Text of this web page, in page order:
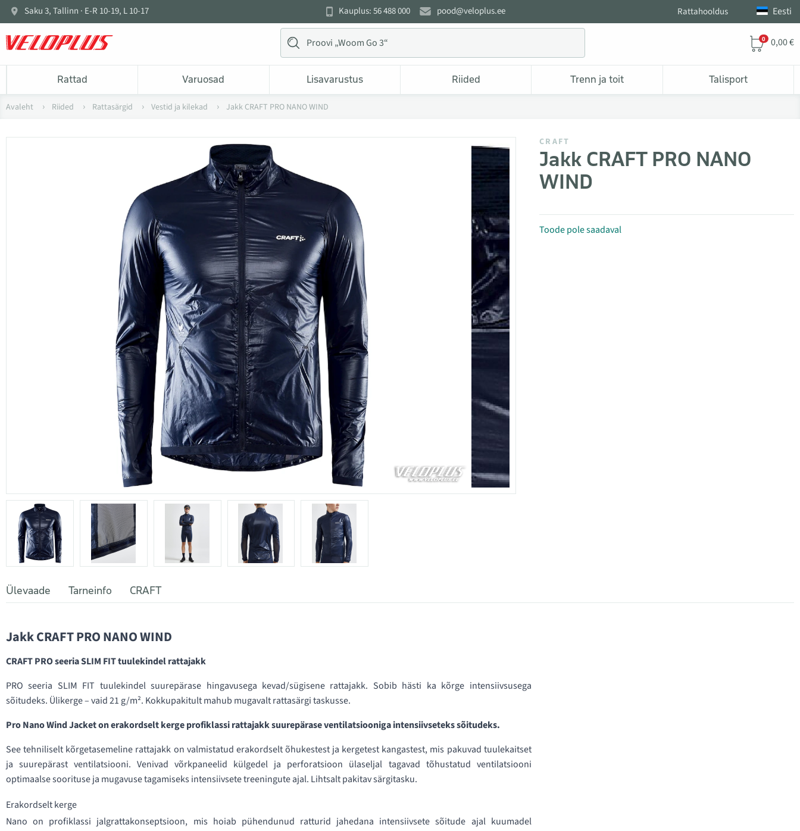
Saku 3, Tallinn · E-R 10-19, L 10-17 Kauplus: 56 488 000 pood@veloplus.ee Rattahooldus Eesti
0 0,00 €
Rattad Varuosad Lisavarustus Riided Trenn ja toit Talisport
Avaleht Riided Rattasärgid Vestid ja kilekad Jakk CRAFT PRO NANO WIND
CRAFT
Jakk CRAFT PRO NANO
WIND
Toode pole saadaval
Ülevaade Tarneinfo CRAFT
Jakk CRAFT PRO NANO WIND
CRAFT PRO seeria SLIM FIT tuulekindel rattajakk
PRO seeria SLIM FIT tuulekindel suurepärase hingavusega kevad/sügisene rattajakk. Sobib hästi ka kõrge intensiivsusega
sõitudeks. Ülikerge – vaid 21 g/m². Kokkupakitult mahub mugavalt rattasärgi taskusse.
Pro Nano Wind Jacket on erakordselt kerge profiklassi rattajakk suurepärase ventilatsiooniga intensiivseteks sõitudeks.
See tehniliselt kõrgetasemeline rattajakk on valmistatud erakordselt õhukestest ja kergetest kangastest, mis pakuvad tuulekaitset
ja suurepärast ventilatsiooni. Venivad võrkpaneelid külgedel ja perforatsioon ülaseljal tagavad tõhustatud ventilatsiooni
optimaalse soorituse ja mugavuse tagamiseks intensiivsete treeningute ajal. Lihtsalt pakitav särgitasku.
Erakordselt kerge
Nano on profiklassi jalgrattakonseptsioon, mis hoiab pühendunud ratturid jahedana intensiivsete sõitude ajal kuumadel